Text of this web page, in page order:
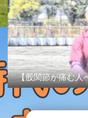
【股関節が痛む人